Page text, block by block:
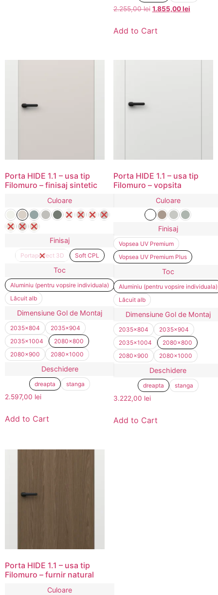
2.255,00lei 1.855,00lei
Add to Cart
Porta HIDE 1.1 – usa tip
Filomuro – finisaj sintetic
Culoare
Finisaj
Portaperfect 3D Soft CPL
Toc
Aluminiu (pentru vopsire individuala)
Lăcuit alb
Dimensiune Gol de Montaj
2035x804
2035x904
2035x1004
2080x800
2080x900
2080x1000
Deschidere
dreapta stanga
2.597,00 lei
Add to Cart
Porta HIDE 1.1 – usa tip
Filomuro – vopsita
Culoare
Finisaj
Vopsea UV Premium
Vopsea UV Premium Plus
Toc
Aluminiu (pentru vopsire individuala)
Lăcuit alb
Dimensiune Gol de Montaj
2035x804
2035x904
2035x1004
2080x800
2080x900
2080x1000
Deschidere
dreapta stanga
3.222,00 lei
Add to Cart
Porta HIDE 1.1 – usa tip
Filomuro – furnir natural
Culoare